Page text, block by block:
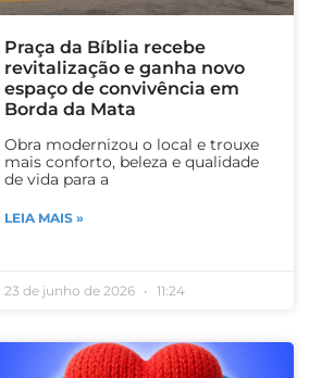
Praça da Bíblia recebe
revitalização e ganha novo
espaço de convivência em
Borda da Mata
Obra modernizou o local e trouxe
mais conforto, beleza e qualidade
de vida para a
LEIA MAIS »
23 de junho de 2026 11:24